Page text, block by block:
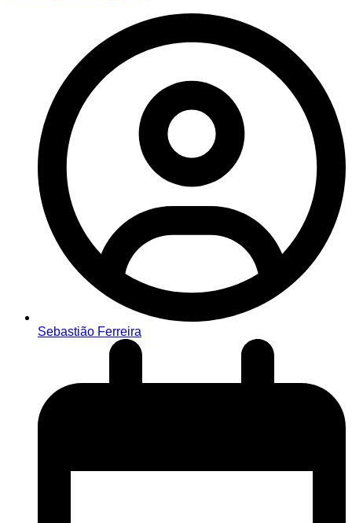
Sebastião Ferreira